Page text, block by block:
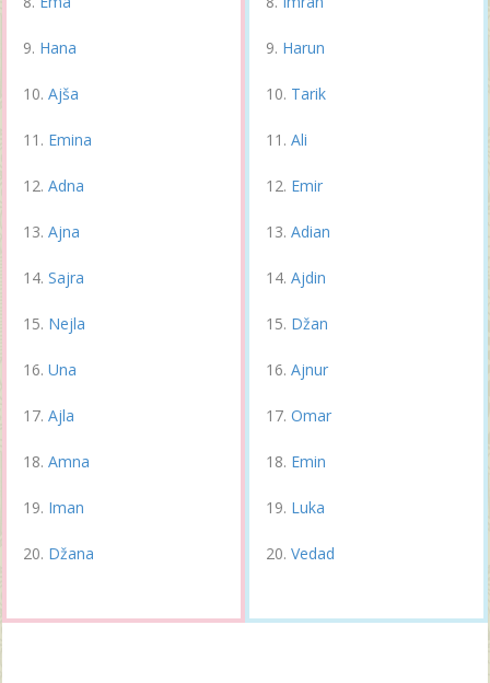
Hana
Ajša
Emina
Adna
Ajna
Sajra
Nejla
Una
Ajla
Amna
Iman
Džana
Harun
Tarik
Ali
Emir
Adian
Ajdin
Džan
Ajnur
Omar
Emin
Luka
Vedad